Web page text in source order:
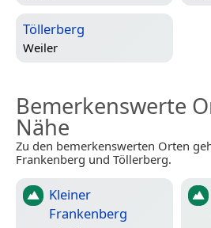
Töllerberg
Weiler
Bemerkenswerte
Nähe
Zu den bemerkenswerten Orten
Frankenberg und Töllerberg.
Kleiner
Frankenberg